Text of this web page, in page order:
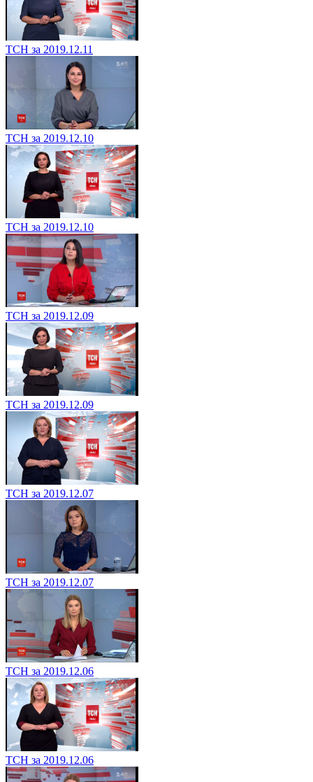
ТСН за 2019.12.11
ТСН за 2019.12.10
ТСН за 2019.12.10
ТСН за 2019.12.09
ТСН за 2019.12.09
ТСН за 2019.12.07
ТСН за 2019.12.07
ТСН за 2019.12.06
ТСН за 2019.12.06